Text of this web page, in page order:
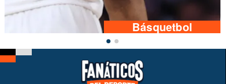
Básquetbol